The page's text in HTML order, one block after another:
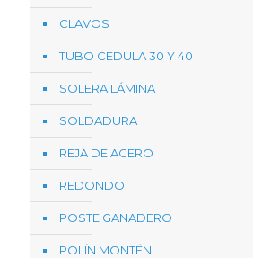
CLAVOS
TUBO CEDULA 30 Y 40
SOLERA LÁMINA
SOLDADURA
REJA DE ACERO
REDONDO
POSTE GANADERO
POLÍN MONTÉN